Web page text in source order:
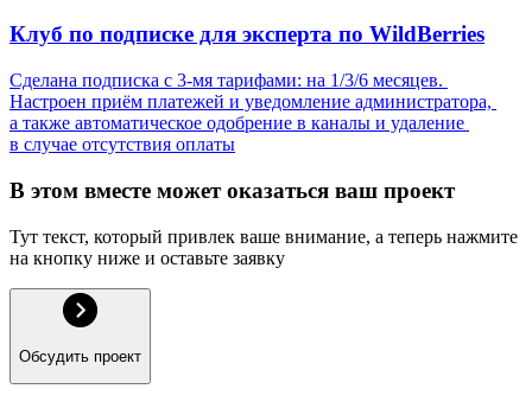
Клуб по подписке для эксперта по WildBerries
Сделана подписка с 3-мя тарифами: на 1/3/6 месяцев.
Настроен приём платежей и уведомление администратора,
а также автоматическое одобрение в каналы и удаление
в случае отсутствия оплаты
В этом вместе может оказаться ваш проект
Тут текст, который привлек ваше внимание, а теперь нажмите
на кнопку ниже и оставьте заявку
Обсудить проект